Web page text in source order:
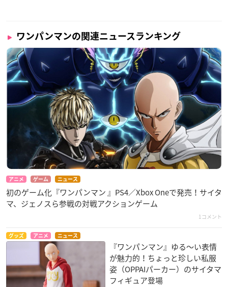
ワンパンマンの関連ニュースランキング
アニメ ゲーム ニュース
初のゲーム化『ワンパンマン 』PS4／Xbox Oneで発売！サイタ
マ、ジェノスら参戦の対戦アクションゲーム
1コメント
グッズ アニメ ニュース
『ワンパンマン』ゆる〜い表情
が魅力的！ちょっと珍しい私服
姿（OPPAIパーカー）のサイタマ
フィギュア登場